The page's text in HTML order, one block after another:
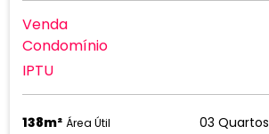
Venda
Condomínio
IPTU
138m² Área Útil
03 Quartos